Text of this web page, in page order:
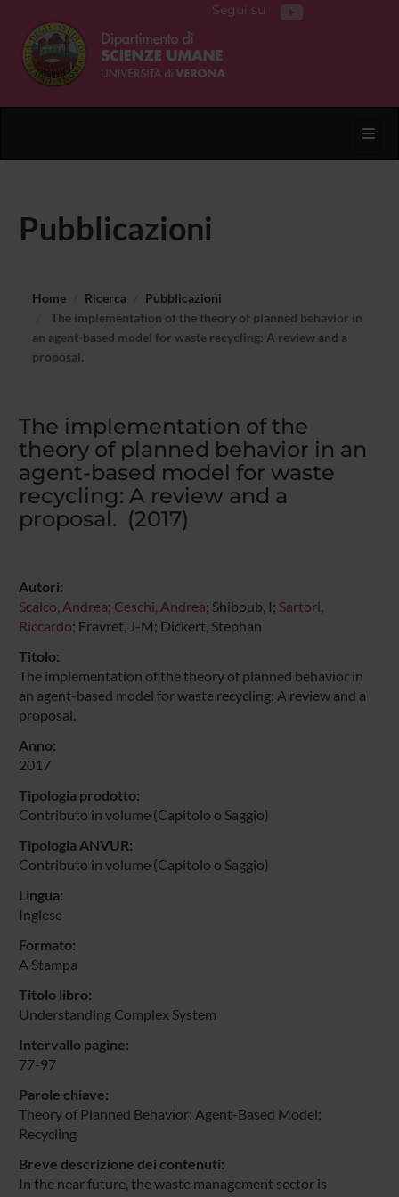
Segui su
Pubblicazioni
Home Ricerca
Pubblicazioni
The implementation of the theory of planned behavior in
an agent-based model for waste recycling: A review and a
proposal.
The implementation of the
theory of planned behavior in an
agent-based model for waste
recycling: A review and a
proposal. (2017)
Autori:
Scalco, Andrea; Ceschi, Andrea; Shiboub, I; Sartori,
Riccardo; Frayret, J-M; Dickert, Stephan
Titolo:
The implementation of the theory of planned behavior in
an agent-based model for waste recycling: A review and a
proposal.
Anno:
2017
Tipologia prodotto:
Contributo in volume (Capitolo o Saggio)
Tipologia ANVUR:
Contributo in volume (Capitolo o Saggio)
Lingua:
Inglese
Formato:
A Stampa
Titolo libro:
Understanding Complex System
Intervallo pagine:
77-97
Parole chiave:
Theory of Planned Behavior; Agent-Based Model;
Recycling
Breve descrizione dei contenuti:
In the near future, the waste management sector is